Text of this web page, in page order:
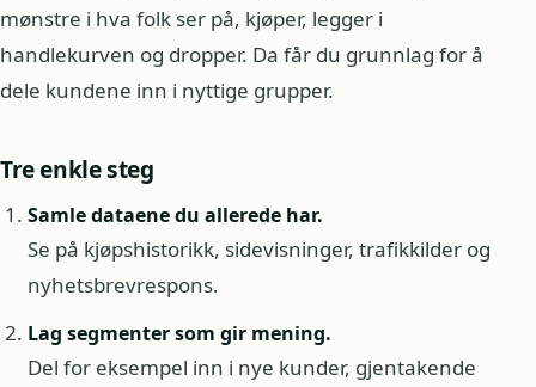
mønstre i hva folk ser på, kjøper, legger i
handlekurven og dropper. Da får du grunnlag for å
dele kundene inn i nyttige grupper.
Tre enkle steg
Samle dataene du allerede har.
Se på kjøpshistorikk, sidevisninger, trafikkilder og
nyhetsbrevrespons.
Lag segmenter som gir mening.
Del for eksempel inn i nye kunder, gjentakende